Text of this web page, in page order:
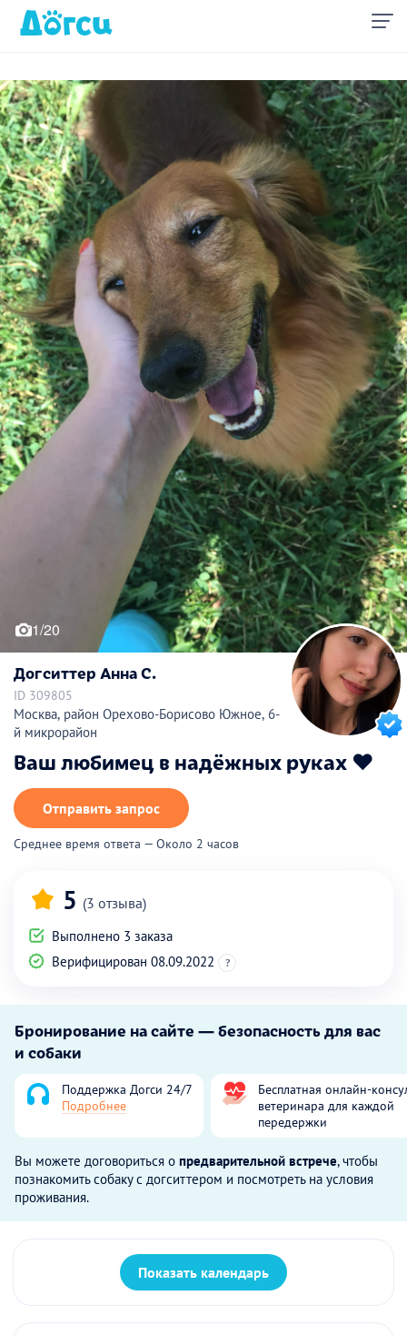
1/20
Догситтер Анна С.
ID 309805
Москва, район Орехово-Борисово Южное, 6-
й микрорайон
Ваш любимец в надёжных руках ❤️
Отправить запрос
Среднее время ответа — Около 2 часов
5 (3 отзыва)
Выполнено 3 заказа
Верифицирован 08.09.2022
?
Бронирование на сайте — безопасность для вас
и собаки
Поддержка Догси 24/7
Подробнее
Бесплатная онлайн-
ветеринара для каждой
передержки
Вы можете договориться о предварительной встрече, чтобы
познакомить собаку с догситтером и посмотреть на условия
проживания.
Показать календарь